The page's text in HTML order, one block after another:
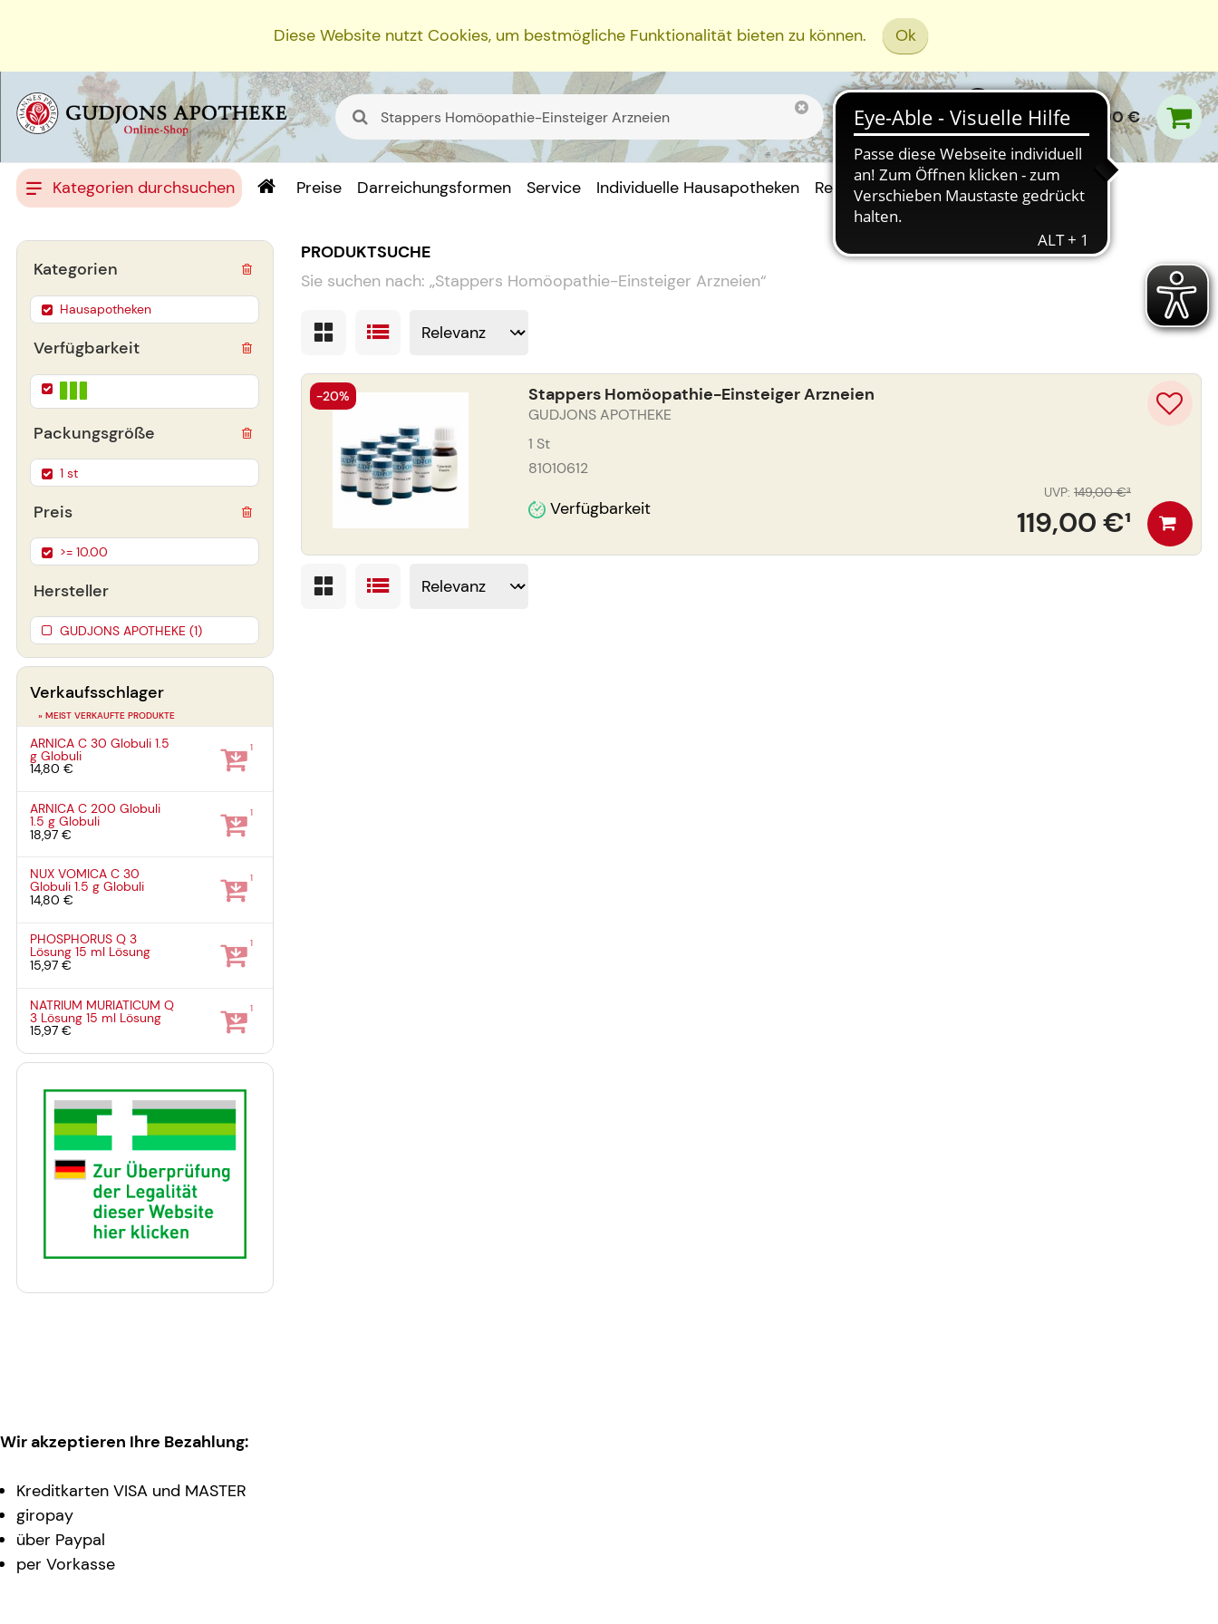
Diese Website nutzt Cookies, um bestmögliche Funktionalität bieten zu können. Ok
0,00 €
Kategorien durchsuchen Preise Darreichungsformen Service Individuelle Hausapotheken Rezept Einreichen
PRODUKTSUCHE
Sie suchen nach: „Stappers Homöopathie-Einsteiger Arzneien“
Stappers Homöopathie-Einsteiger Arzneien
GUDJONS APOTHEKE
1 St
81010612
Verfügbarkeit 119,00 €¹
UVP: 149,00 €³
-20%
Verfügbarkeit
Packungsgröße
1 st
Preis
>= 10.00
Hersteller
GUDJONS APOTHEKE (1)
Kategorien
Hausapotheken
Verkaufsschlager
» MEIST VERKAUFTE PRODUKTE
ARNICA C 30 Globuli1.5
gGlobuli
14,80 €
1
ARNICA C 200 Globuli
1.5 gGlobuli
18,97 €
1
NUX VOMICA C 30
Globuli1.5 gGlobuli
14,80 €
1
PHOSPHORUS Q 3
Lösung15 ml Lösung
15,97 €
1
NATRIUM MURIATICUM Q
3 Lösung15 ml Lösung
15,97 €
1
Wir akzeptieren Ihre Bezahlung:
Kreditkarten VISA und MASTER
giropay
über Paypal
per Vorkasse